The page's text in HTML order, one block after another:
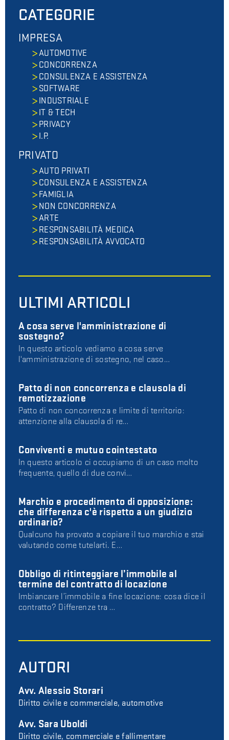
CATEGORIE
IMPRESA
AUTOMOTIVE
CONCORRENZA
CONSULENZA E ASSISTENZA
SOFTWARE
INDUSTRIALE
IT & TECH
PRIVACY
I.P.
PRIVATO
AUTO PRIVATI
CONSULENZA E ASSISTENZA
FAMIGLIA
NON CONCORRENZA
ARTE
RESPONSABILITÀ MEDICA
RESPONSABILITÀ AVVOCATO
ULTIMI ARTICOLI
A cosa serve l'amministrazione di
sostegno?
In questo articolo vediamo a cosa serve
l'amministrazione di sostegno, nel caso…
Patto di non concorrenza e clausola di
remotizzazione
Patto di non concorrenza e limite di territorio:
attenzione alla clausola di re…
Conviventi e mutuo cointestato
In questo articolo ci occupiamo di un caso molto
frequente, quello di due convi…
Marchio e procedimento di opposizione:
che differenza c'è rispetto a un giudizio
ordinario?
Qualcuno ha provato a copiare il tuo marchio e stai
valutando come tutelarti. E…
Obbligo di ritinteggiare l’immobile al
termine del contratto di locazione
Imbiancare l’immobile a fine locazione: cosa dice il
contratto? Differenze tra …
AUTORI
Avv. Alessio Storari
Diritto civile e commerciale, automotive
Avv. Sara Uboldi
Diritto civile, commerciale e fallimentare